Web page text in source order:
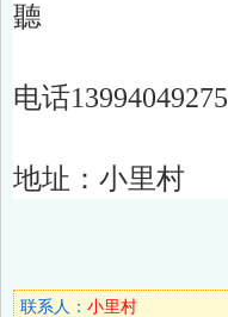
聽
电话13994049275
地址：小里村
联系人： 小里村